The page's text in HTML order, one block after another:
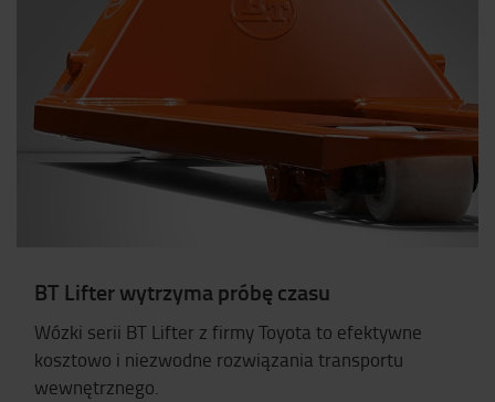
BT Lifter wytrzyma próbę czasu
Wózki serii BT Lifter z firmy Toyota to efektywne
kosztowo i niezwodne rozwiązania transportu
wewnętrznego.